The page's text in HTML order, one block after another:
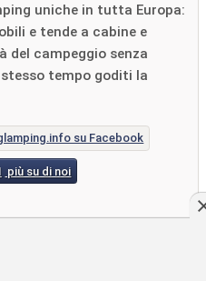
uniche in tutta Europa:
e tende a cabine e
del campeggio senza
tempo goditi la
su Facebook
più su di noi